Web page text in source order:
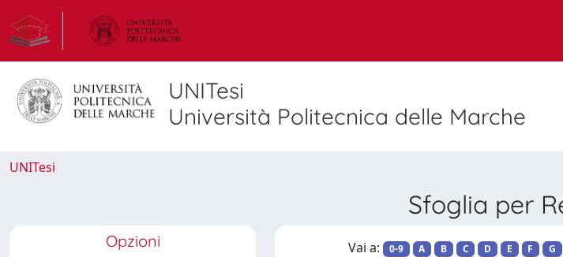
UNITesi
Università Politecnica delle Marche
UNITesi
Sfoglia per
Opzioni Vai a: 0-9 A B C D E F G